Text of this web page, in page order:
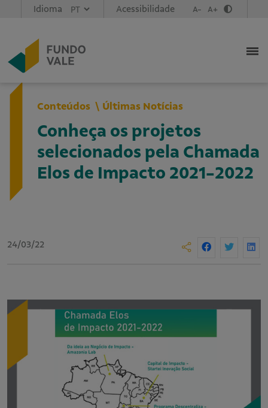
Idioma Acessibilidade A- A+
Conteúdos Últimas Notícias
Conheça os projetos
selecionados pela Chamada
Elos de Impacto 2021-2022
24/03/22